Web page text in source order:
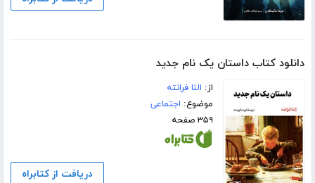
دانلود کتاب داستان یک نام جدید
از: النا فرانته
موضوع: اجتماعی
۳۵۹ صفحه
دریافت از کتابراه